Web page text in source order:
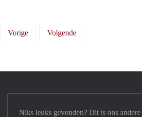
Vorige Volgende
Niks leuks gevonden? Dit is ons